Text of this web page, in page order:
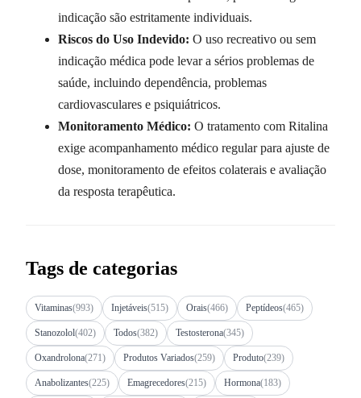
indicação são estritamente individuais.
Riscos do Uso Indevido: O uso recreativo ou sem
indicação médica pode levar a sérios problemas de
saúde, incluindo dependência, problemas
cardiovasculares e psiquiátricos.
Monitoramento Médico: O tratamento com Ritalina
exige acompanhamento médico regular para ajuste de
dose, monitoramento de efeitos colaterais e avaliação
da resposta terapêutica.
Tags de categorias
Vitaminas(993) Injetáveis(515) Orais(466) Peptídeos(465)
Stanozolol(402) Todos(382) Testosterona(345)
Oxandrolona(271) Produtos Variados(259) Produto(239)
Anabolizantes(225) Emagrecedores(215) Hormona(183)